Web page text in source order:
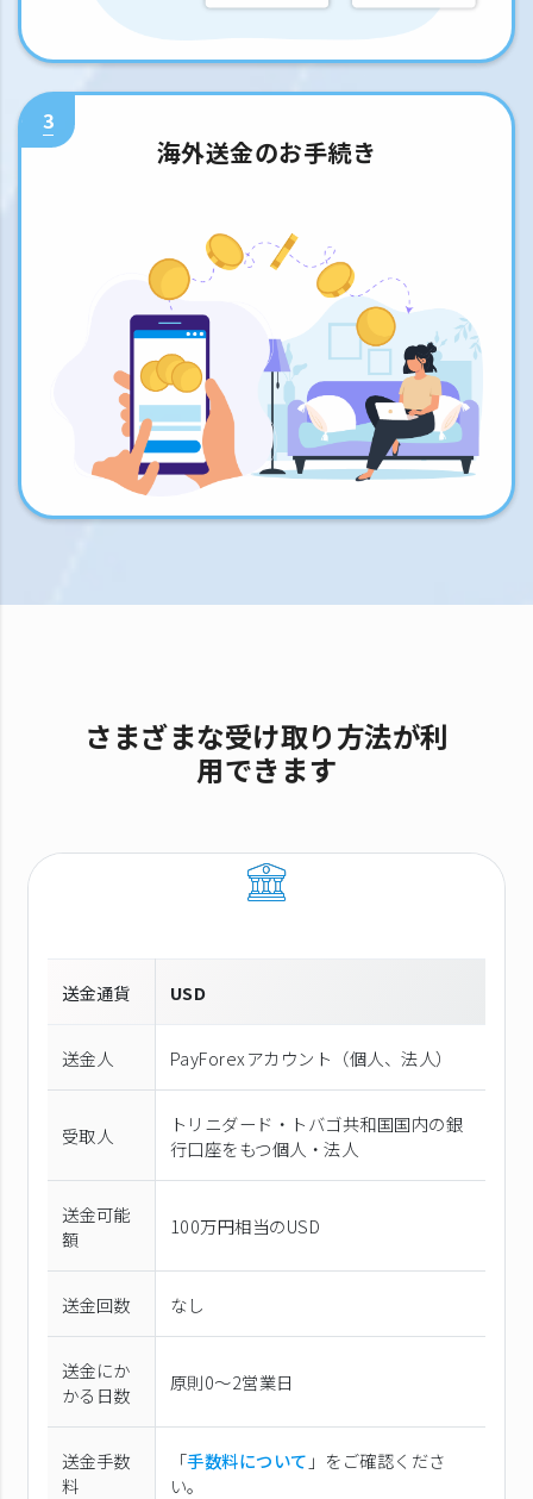
3
海外送金のお手続き
さまざまな受け取り方法が利
用できます
送金通貨 USD
送金人 PayForexアカウント（個⼈、法⼈）
受取人
トリニダード・トバゴ共和国国内の銀
行口座をもつ個人・法人
送金可能
額
100万円相当のUSD
送金回数 なし
送金にか
かる日数
原則0〜2営業日
送金手数
料
「手数料について 」をご確認くださ
い。